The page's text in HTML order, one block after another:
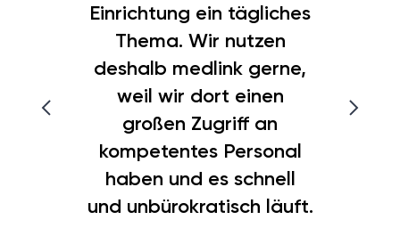
Einrichtung ein tägliches
Thema. Wir nutzen
deshalb medlink gerne,
weil wir dort einen
großen Zugriff an
kompetentes Personal
haben und es schnell
und unbürokratisch läuft.